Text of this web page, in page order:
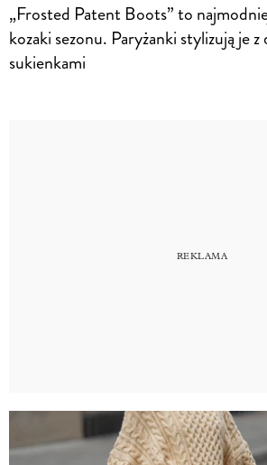
„Frosted Patent Boots” to
kozaki sezonu. Paryżanki stylizują je
sukienkami